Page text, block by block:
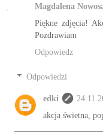
Magdalena
Piękne zdjęcia!
Pozdrawiam
Odpowiedz
Odpowiedzi
edki
akcja świetna,